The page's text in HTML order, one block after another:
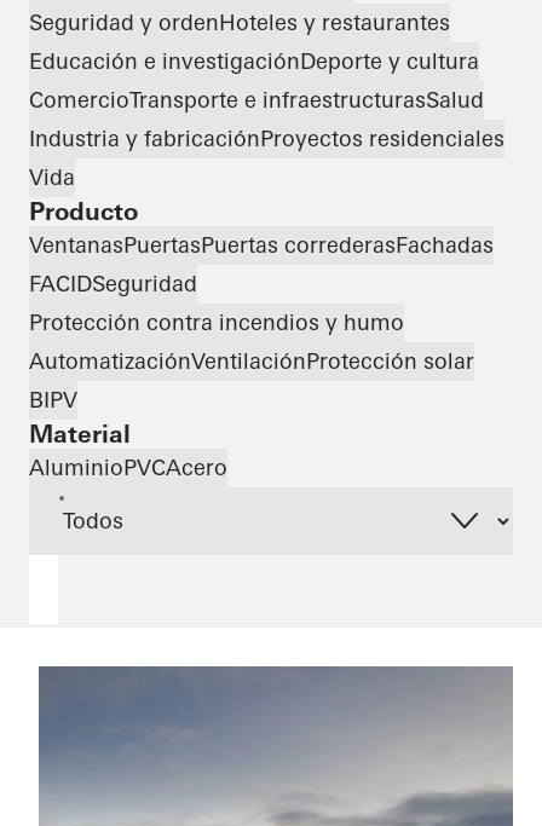
Seguridad y ordenHoteles y restaurantes
Educación e investigaciónDeporte y cultura
ComercioTransporte e infraestructurasSalud
Industria y fabricaciónProyectos residenciales
Vida
Producto
VentanasPuertasPuertas correderasFachadas
FACIDSeguridad
Protección contra incendios y humo
AutomatizaciónVentilaciónProtección solar
BIPV
Material
AluminioPVCAcero
*